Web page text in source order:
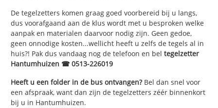
De tegelzetters komen graag goed voorbereid bij u langs,
dus voorafgaand aan de klus wordt met u besproken welke
aanpak en materialen daarvoor nodig zijn. Geen gedoe,
geen onnodige kosten...wellicht heeft u zelfs de tegels al in
huis?! Pak dus vandaag nog de telefoon en beltegelzetter
Hantumhuizen ☎ 0513-226019
Heeft u een folder in de bus ontvangen?Bel dan snel voor
een afspraak, want dan zijn de tegelzetters zéér binnenkort
bij u in Hantumhuizen.